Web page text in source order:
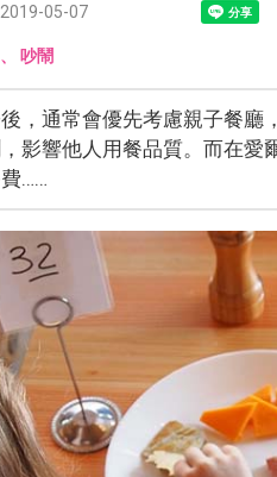
05-07
吵鬧
，通常會優先考慮親子餐廳
影響他人用餐品質。而在愛
……